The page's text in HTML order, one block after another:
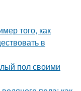
того, как
в
пол своими